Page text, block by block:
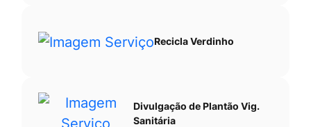
Recicla Verdinho
Divulgação de Plantão Vig.
Sanitária